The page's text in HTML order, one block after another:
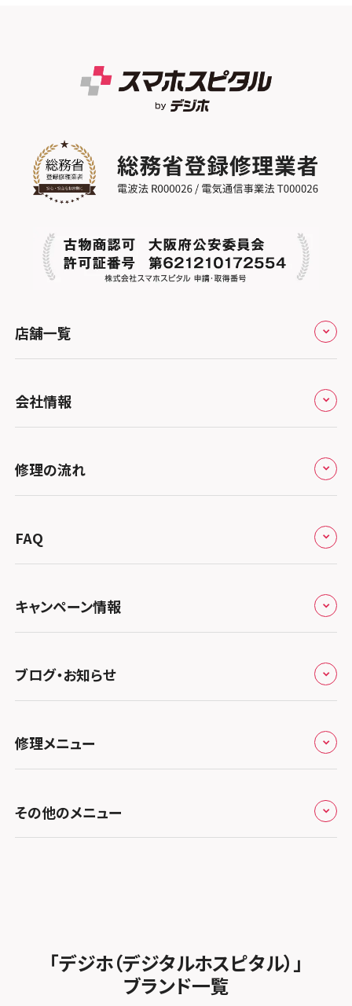
店舗一覧
北海道・東北
スマホスピタル大丸札幌
関東
スマホスピタル宇都宮
スマホスピタル 高崎
スマホスピタル鴻巣
スマホスピタル テルル三芳
スマホスピタル 熊谷
スマホスピタル ゲオデジタルベース川口元郷
スマホスピタル埼玉大宮
スマホスピタル テルル蒲生
スマホスピタル テルル新越谷
スマホスピタル テルル草加花栗
スマホスピタル テルル東川口
スマホスピタル テルル松戸五香
北陸・甲信越
スマホスピタルアル・プラザ小松
スマホスピタル 北陸総合修理センター
スマホスピタル 長野
東海
スマホスピタル岐阜
スマホスピタル 浜松
スマホスピタル静岡パルコ
スマホスピタル 藤枝
スマホスピタル名古屋駅前
スマホスピタル名古屋金山
スマホスピタル 大府
スマホスピタル 西枇杷島
スマホスピタル平和が丘
スマホスピタル春日井勝川
関西
スマホスピタル 大阪梅田
スマホスピタル by デジホ 梅田地下（うめちか）
スマホスピタル京橋
スマホスピタル難波
スマホスピタルイオンタウン茨木太田
スマホスピタル住道オペラパーク
スマホスピタル東大阪ロンモール布施
中国・四国
スマホスピタル岡山駅前
スマホスピタル西条
スマホスピタル by デジホ マークイズ福岡もも
ち
スマホスピタル 香椎九産大前
スマホスピタル福岡天神
スマホスピタル熊本下通
スマホスピタル GODOモバイル大分府内町
会社情報
会社概要
総務省登録業者
特定商取引法に関する表記
プライバシーポリシー
郵送修理依頼
修理の流れ
郵送修理の流れ
FAQ
キャンペーン情報
キャンペーン一覧
ブログ・お知らせ
お知らせ
修理メニュー
iPhone修理メニュー
MacBook修理メニュー
その他のメニュー
FCNTスマートフォン修理
「デジホ（デジタルホスピタル）」
ブランド一覧